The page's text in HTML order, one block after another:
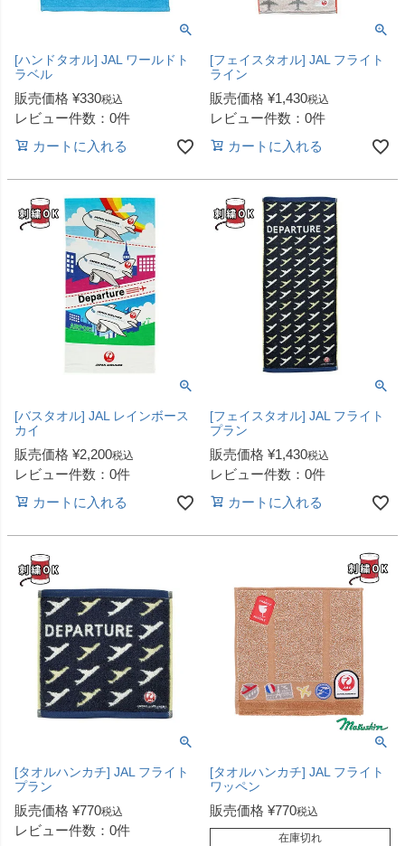
[ハンドタオル] JAL ワールドト
ラベル
販売価格 ¥330税込
レビュー件数：0件
カートに入れる
[フェイスタオル] JAL フライト
ライン
販売価格 ¥1,430税込
レビュー件数：0件
カートに入れる
[バスタオル] JAL レインボース
カイ
販売価格 ¥2,200税込
レビュー件数：0件
カートに入れる
[フェイスタオル] JAL フライト
プラン
販売価格 ¥1,430税込
レビュー件数：0件
カートに入れる
[タオルハンカチ] JAL フライト
プラン
販売価格 ¥770税込
レビュー件数：0件
[タオルハンカチ] JAL フライト
ワッペン
販売価格 ¥770税込
在庫切れ